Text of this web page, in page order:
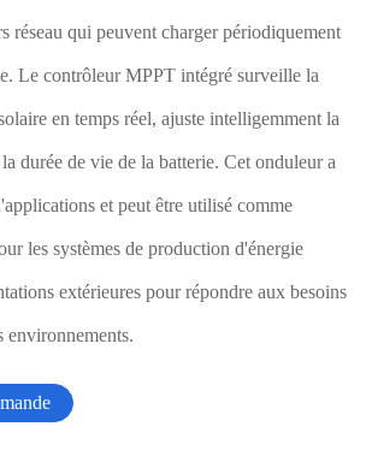
réseau qui peuvent charger périodiquement
Le contrôleur MPPT intégré surveille la
en temps réel, ajuste intelligemment la
durée de vie de la batterie. Cet onduleur a
et peut être utilisé comme
les systèmes de production d'énergie
extérieures pour répondre aux besoins
environnements.